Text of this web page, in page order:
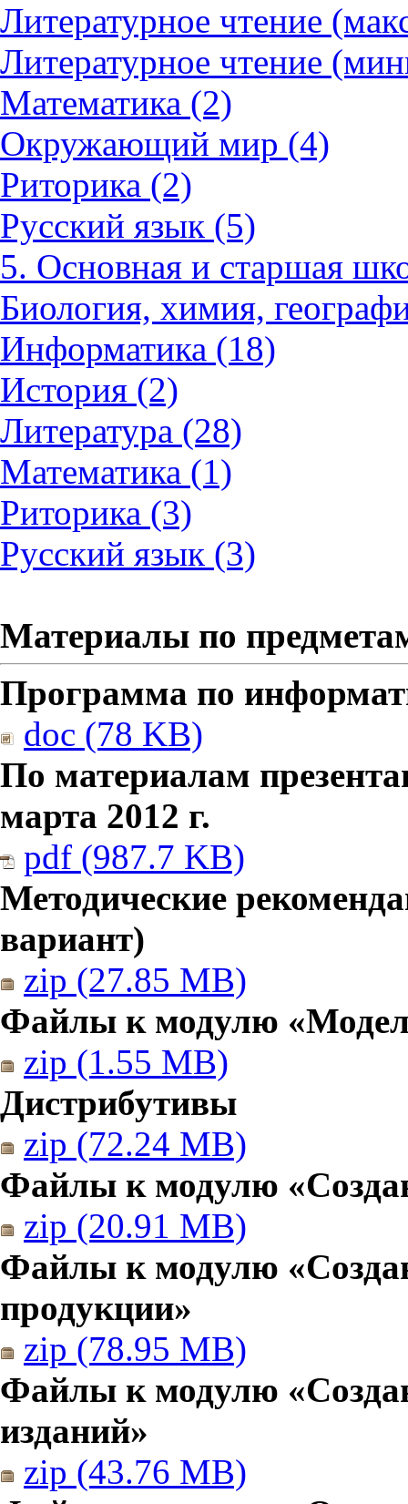
Литературное чтение
Литературное чтение
Математика (2)
Окружающий мир (4)
Риторика (2)
Русский язык (5)
5. Основная и старшая
Биология, химия,
Информатика (18)
История (2)
Литература (28)
Математика (1)
Риторика (3)
Русский язык (3)
Материалы по
Программа по
doc (78 KB)
По материалам
марта 2012 г.
pdf (987.7 KB)
Методические
вариант)
zip (27.85 MB)
Файлы к модулю
zip (1.55 MB)
Дистрибутивы
zip (72.24 MB)
Файлы к модулю
zip (20.91 MB)
Файлы к модулю
продукции»
zip (78.95 MB)
Файлы к модулю
изданий»
zip (43.76 MB)